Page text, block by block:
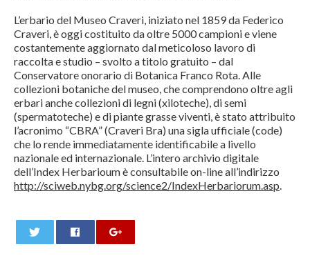
L’erbario del Museo Craveri, iniziato nel 1859 da Federico
Craveri, è oggi costituito da oltre 5000 campioni e viene
costantemente aggiornato dal meticoloso lavoro di
raccolta e studio – svolto a titolo gratuito – dal
Conservatore onorario di Botanica Franco Rota. Alle
collezioni botaniche del museo, che comprendono oltre agli
erbari anche collezioni di legni (xiloteche), di semi
(spermatoteche) e di piante grasse viventi, è stato attribuito
l’acronimo “CBRA” (Craveri Bra) una sigla ufficiale (code)
che lo rende immediatamente identificabile a livello
nazionale ed internazionale. L’intero archivio digitale
dell’Index Herbarioum è consultabile on-line all’indirizzo
http://sciweb.nybg.org/science2/IndexHerbariorum.asp.